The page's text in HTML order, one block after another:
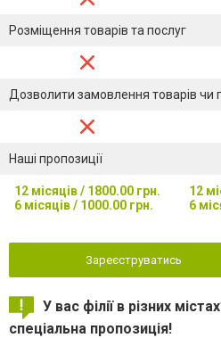
Розміщення товарів та послуг
Дозволити замовлення товарів чи
Наші пропозиції
12 місяців / 1800.00 грн.
6 місяців / 1000.00 грн.
12
6
Зареєструватись
У вас філії в різних
спеціальна пропозиція!